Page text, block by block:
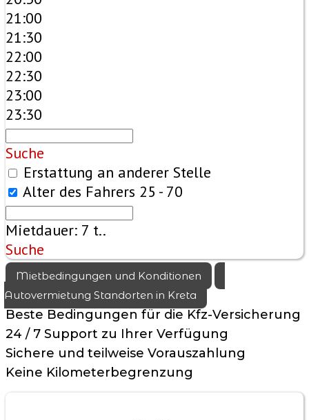
21:00
21:30
22:00
22:30
23:00
23:30
Suche
Erstattung an anderer Stelle
Alter des Fahrers 25 - 70
Mietdauer: 7 t..
Suche
Mietbedingungen und Konditionen
Autovermietung Standorten in Kreta
Beste Bedingungen für die Kfz-Versicherung
24 / 7 Support zu Ihrer Verfügung
Sichere und teilweise Vorauszahlung
Keine Kilometerbegrenzung